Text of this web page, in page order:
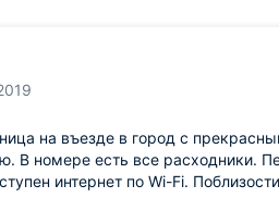
на въезде в город с
В номере есть все расходники.
интернет по Wi-Fi.